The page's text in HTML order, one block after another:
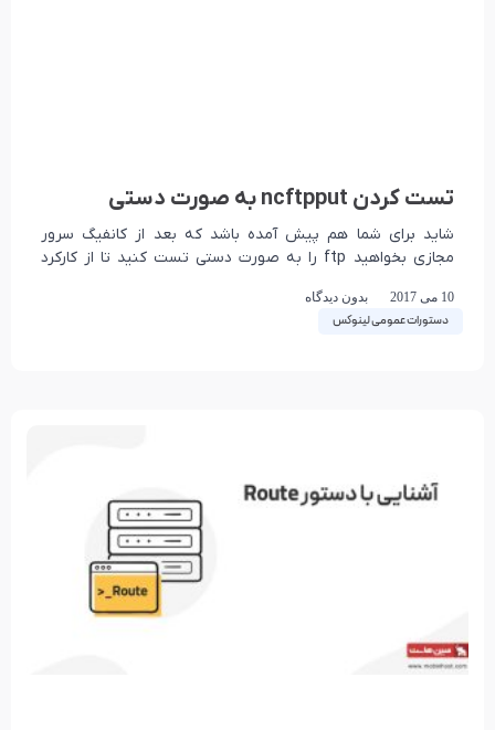
دستورات عمومی لینوکس
تست کردن ncftpput به صورت دستی
شاید برای شما هم پیش آمده باشد که بعد از کانفیگ سرور
مجازی بخواهید ftp را به صورت دستی تست کنید تا از کارکرد
10 می 2017 بدون دیدگاه